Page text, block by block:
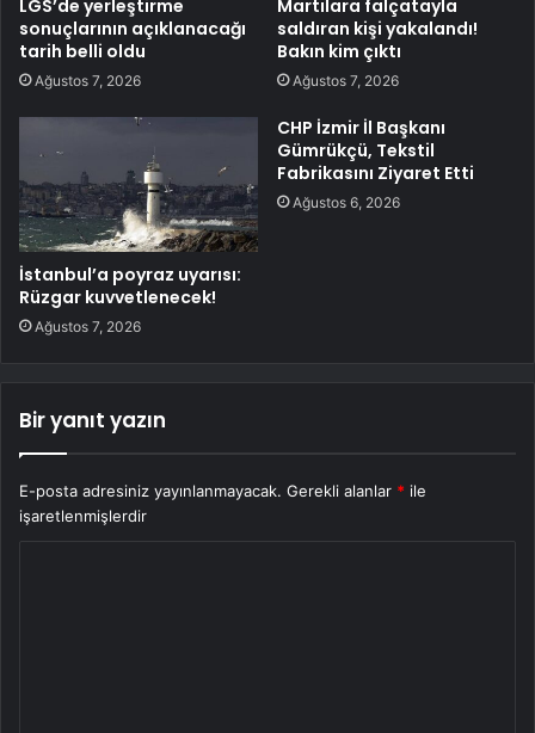
LGS’de yerleştirme
sonuçlarının açıklanacağı
tarih belli oldu
Ağustos 7, 2026
Martılara falçatayla
saldıran kişi yakalandı!
Bakın kim çıktı
Ağustos 7, 2026
İstanbul’a poyraz uyarısı:
Rüzgar kuvvetlenecek!
Ağustos 7, 2026
CHP İzmir İl Başkanı
Gümrükçü, Tekstil
Fabrikasını Ziyaret Etti
Ağustos 6, 2026
Bir yanıt yazın
E-posta adresiniz yayınlanmayacak. Gerekli alanlar * ile
işaretlenmişlerdir